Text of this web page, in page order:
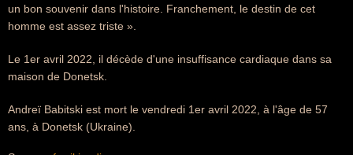
un bon souvenir dans l'histoire. Franchement, le destin de cet
homme est assez triste ».
Le 1er avril 2022, il décède d'une insuffisance cardiaque dans sa
maison de Donetsk.
Andreï Babitski est mort le vendredi 1er avril 2022, à l'âge de 57
ans, à Donetsk (Ukraine).